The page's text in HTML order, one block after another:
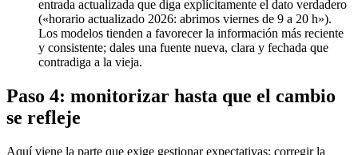
entrada actualizada que diga explícitamente el dato verdadero
(«horario actualizado 2026: abrimos viernes de 9 a 20 h»).
Los modelos tienden a favorecer la información más reciente
y consistente; dales una fuente nueva, clara y fechada que
contradiga a la vieja.
Paso 4: monitorizar hasta que el cambio
se refleje
Aquí viene la parte que exige gestionar expectativas: corregir la